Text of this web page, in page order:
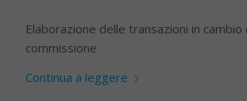
Elaborazione delle transazioni in cambio
commissione
Continua a leggere